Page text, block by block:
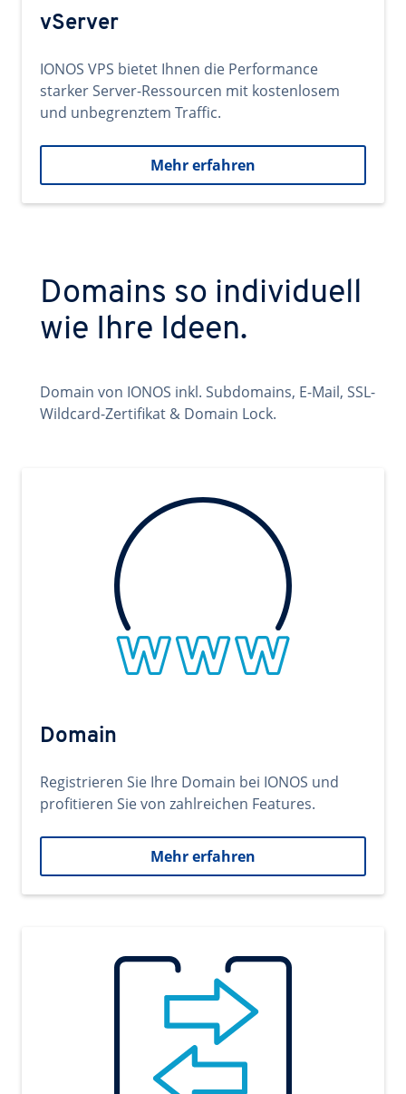
vServer
IONOS VPS bietet Ihnen die Performance
starker Server-Ressourcen mit kostenlosem
und unbegrenztem Traffic.
Mehr erfahren
Domains so individuell
wie Ihre Ideen.
Domain von IONOS inkl. Subdomains, E-Mail, SSL-
Wildcard-Zertifikat & Domain Lock.
Domain
Registrieren Sie Ihre Domain bei IONOS und
profitieren Sie von zahlreichen Features.
Mehr erfahren